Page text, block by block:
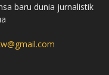
baru dunia jurnalistik